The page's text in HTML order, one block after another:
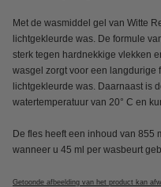
Met de wasmiddel gel van Witte
lichtgekleurde was. De formule
sterk tegen hardnekkige vlekken
wasgel zorgt voor een langdurige
lichtgekleurde was. Daarnaast is
watertemperatuur van 20° C en
De fles heeft een inhoud van 855
wanneer u 45 ml per wasbeurt
Getoonde afbeelding van het product kan